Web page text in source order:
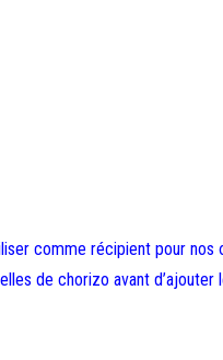
comme récipient pour
de chorizo avant